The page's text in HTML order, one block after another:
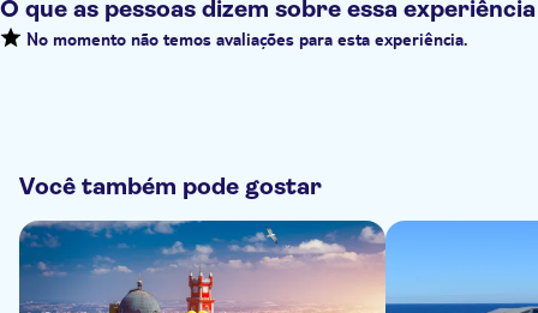
O que as pessoas dizem sobre essa experiência
No momento não temos avaliações para esta experiência.
Você também pode gostar